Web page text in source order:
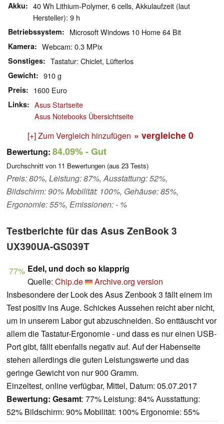
Akku
40 Wh Lithium-Polymer, 6 cells, Akkulaufzeit (laut
Hersteller): 9 h
Betriebssystem Microsoft Windows 10 Home 64 Bit
Kamera Webcam: 0.3 MPix
Sonstiges Tastatur: Chiclet, Lüfterlos
Gewicht 910 g
Preis 1600 Euro
Links
Asus Startseite
Asus Notebooks Übersichtseite
[+] Zum Vergleich hinzufügen » vergleiche 0
Bewertung: 84.09%- Gut
Durchschnitt von 11 Bewertungen (aus 23 Tests)
Preis: 80%, Leistung: 87%, Ausstattung: 52%,
Bildschirm: 90% Mobilität: 100%, Gehäuse: 85%,
Ergonomie: 55%, Emissionen: - %
Testberichte für das Asus ZenBook 3
UX390UA-GS039T
77% Edel, und doch so klapprig
Quelle: Chip.de
Archive.org version
Insbesondere der Look des Asus Zenbook 3 fällt einem im
Test positiv ins Auge. Schickes Aussehen reicht aber nicht,
um in unserem Labor gut abzuschneiden. So enttäuscht vor
allem die Tastatur-Ergonomie - und dass es nur einen USB-
Port gibt, fällt ebenfalls negativ auf. Auf der Habenseite
stehen allerdings die guten Leistungswerte und das
geringe Gewicht von nur 900 Gramm.
Einzeltest, online verfügbar, Mittel, Datum: 05.07.2017
Bewertung: Gesamt: 77% Leistung: 84% Ausstattung:
52% Bildschirm: 90% Mobilität: 100% Ergonomie: 55%